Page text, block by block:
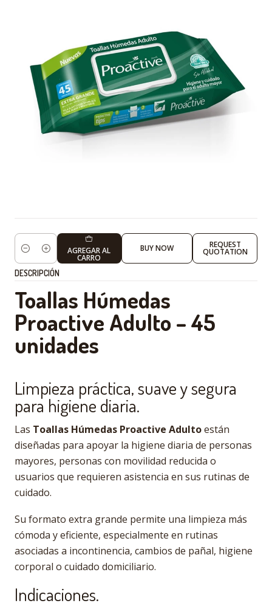
Cantidad AGREGAR AL
CARRO
BUY NOW REQUEST
QUOTATION
DESCRIPCIÓN
Toallas Húmedas
Proactive Adulto – 45
unidades
Limpieza práctica, suave y segura
para higiene diaria.
Las Toallas Húmedas Proactive Adultoestán
diseñadas para apoyar la higiene diaria de personas
mayores, personas con movilidad reducida o
usuarios que requieren asistencia en sus rutinas de
cuidado.
Su formato extra grande permite una limpieza más
cómoda y eficiente, especialmente en rutinas
asociadas a incontinencia, cambios de pañal, higiene
corporal o cuidado domiciliario.
Indicaciones.